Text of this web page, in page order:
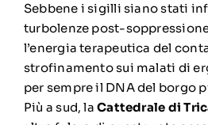
Sebbene i sigilli siano stati
turbolenze post-
l’energia terapeutica del
strofinamento sui malati di
per sempre il DNA del borgo
Più a sud, laCattedrale di